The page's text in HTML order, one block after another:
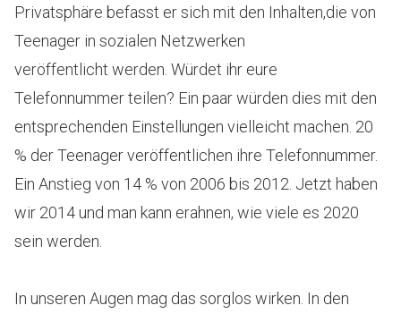
Privatsphäre befasst er sich mit den Inhalten,die von
Teenager in sozialen Netzwerken
veröffentlicht werden. Würdet ihr eure
Telefonnummer teilen? Ein paar würden dies mit den
entsprechenden Einstellungen vielleicht machen. 20
% der Teenager veröffentlichen ihre Telefonnummer.
Ein Anstieg von 14 % von 2006 bis 2012. Jetzt haben
wir 2014 und man kann erahnen, wie viele es 2020
sein werden.
In unseren Augen mag das sorglos wirken. In den